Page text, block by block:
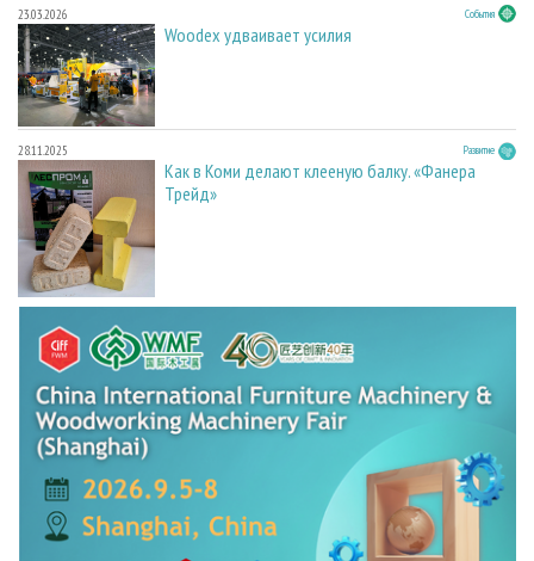
23.03.2026 События
Woodex удваивает усилия
28.11.2025 Развитие
Как в Коми делают клееную балку. «Фанера
Трейд»